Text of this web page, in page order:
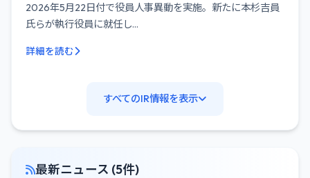
2026年5月22日付で役員人事異動を実施。新たに本杉吉員
氏らが執行役員に就任し...
詳細を読む
すべてのIR情報を表示
最新ニュース (5件)